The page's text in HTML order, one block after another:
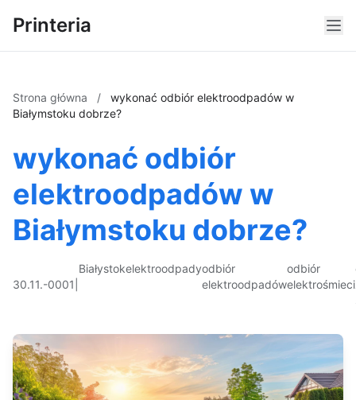
Printeria
Strona główna /
wykonać odbiór elektroodpadów w
Białymstoku dobrze?
wykonać odbiór
elektroodpadów w
Białymstoku dobrze?
30.11.-0001
Białystokelektroodpadyodbiór
elektroodpadów
odbiór
elektrośmieci